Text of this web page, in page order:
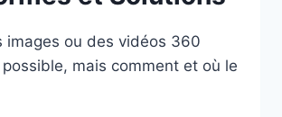
images ou des vidéos 360
mais comment et où le